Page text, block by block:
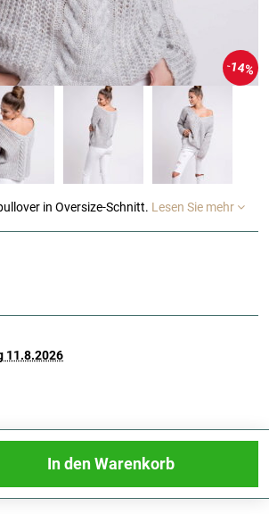
14%
in Oversize-Schnitt. Lesen Sie mehr
11.8.2026
In den Warenkorb